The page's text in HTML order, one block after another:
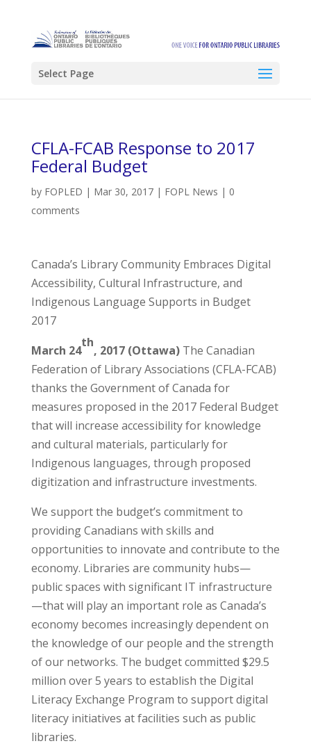
Select Page
CFLA-FCAB Response to 2017
Federal Budget
by FOPLED | Mar 30, 2017| FOPL News | 0
comments
Canada’s Library Community Embraces Digital
Accessibility, Cultural Infrastructure, and
Indigenous Language Supports in Budget
2017
March 24
th
, 2017 (Ottawa) The Canadian
Federation of Library Associations (CFLA-FCAB)
thanks the Government of Canada for
measures proposed in the 2017 Federal Budget
that will increase accessibility for knowledge
and cultural materials, particularly for
Indigenous languages, through proposed
digitization and infrastructure investments.
We support the budget’s commitment to
providing Canadians with skills and
opportunities to innovate and contribute to the
economy. Libraries are community hubs—
public spaces with significant IT infrastructure
—that will play an important role as Canada’s
economy becomes increasingly dependent on
the knowledge of our people and the strength
of our networks. The budget committed $29.5
million over 5 years to establish the Digital
Literacy Exchange Program to support digital
literacy initiatives at facilities such as public
libraries.